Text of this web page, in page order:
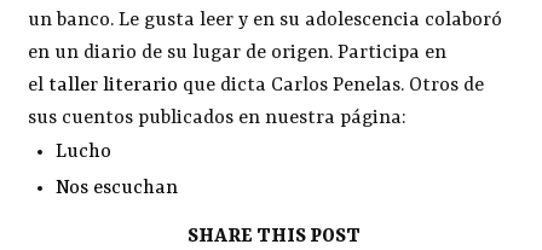
un banco. Le gusta leer y en su adolescencia colaboró
en un diario de su lugar de origen. Participa en
el taller literario que dicta Carlos Penelas. Otros de
sus cuentos publicados en nuestra página:
Lucho
Nos escuchan
SHARE THIS POST